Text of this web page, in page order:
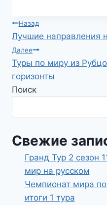
Навигация
по
записям
Назад
Лучшие направления
Далее
Туры по миру из
горизонты
Поиск
Свежие
Гранд Тур 2 сезон
мир на русском
Чемпионат мира
итоги 1 тура